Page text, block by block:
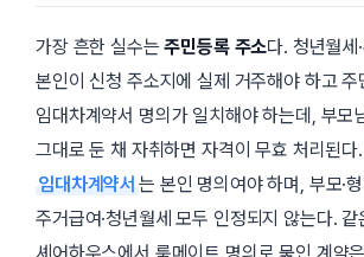
가장 흔한 실수는주민등록 주소다. 청년월세
본인이 신청 주소지에 실제 거주해야 하고 주
임대차계약서 명의가 일치해야 하는데, 부모
그대로 둔 채 자취하면 자격이 무효 처리된다
임대차계약서 는 본인 명의여야 하며, 부모·
주거급여·청년월세 모두 인정되지 않는다. 같
셰어하우스에서 룸메이트 명의로 묶인 계약